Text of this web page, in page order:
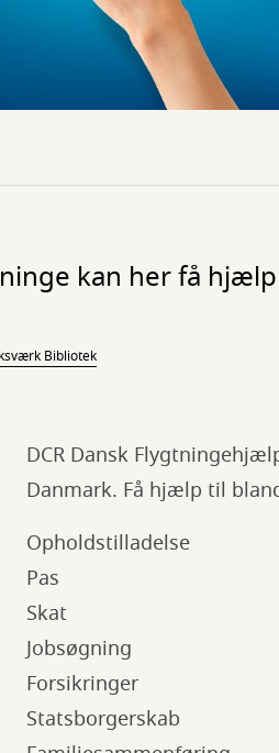
kan her få
Bibliotek
DCR Dansk
Danmark. Få hjælp til
Opholdstilladelse
Pas
Skat
Jobsøgning
Forsikringer
Statsborgerskab